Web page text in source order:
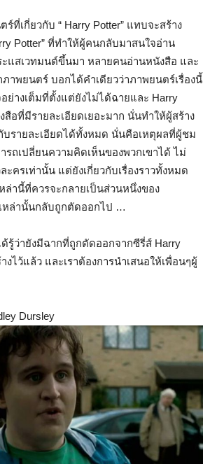
ที่เกี่ยวกับ “ Harry Potter” แทบจะสร้าง
Potter” ที่ทำให้ผู้คนกลับมาสนใจอ่าน
ะแสเวทมนต์ขึ้นมา หลายคนอ่านหนังสือ และ
าพยนตร์ บอกได้คำเดียวว่าภาพยนตร์เรื่องนี้
ย่างเต็มที่ตั้งแต่ยังไม่ได้ฉายและ Harry
สือที่มีรายละเอียดเยอะมาก นั่นทำให้ผู้สร้าง
บรายละเอียดได้ทั้งหมด นั่นคือเหตุผลที่ผู้ชม
ถเปลี่ยนความคิดเห็นของพวกเขาได้ ไม่
ะครเท่านั้น แต่ยังเกี่ยวกับเรื่องราวทั้งหมด
หล่านี้ที่ควรจะกลายเป็นส่วนหนึ่งของ
หล่านั้นกลับถูกตัดออกไป …
รู้ว่ายังมีฉากที่ถูกตัดออกจากซีรี่ส์ Harry
งไว้แล้ว และเราต้องการนำเสนอให้เพื่อนๆผู้
Dursley